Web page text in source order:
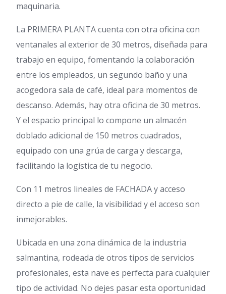
maquinaria.
La PRIMERA PLANTA cuenta con otra oficina con
ventanales al exterior de 30 metros, diseñada para
trabajo en equipo, fomentando la colaboración
entre los empleados, un segundo baño y una
acogedora sala de café, ideal para momentos de
descanso. Además, hay otra oficina de 30 metros.
Y el espacio principal lo compone un almacén
doblado adicional de 150 metros cuadrados,
equipado con una grúa de carga y descarga,
facilitando la logística de tu negocio.
Con 11 metros lineales de FACHADA y acceso
directo a pie de calle, la visibilidad y el acceso son
inmejorables.
Ubicada en una zona dinámica de la industria
salmantina, rodeada de otros tipos de servicios
profesionales, esta nave es perfecta para cualquier
tipo de actividad. No dejes pasar esta oportunidad